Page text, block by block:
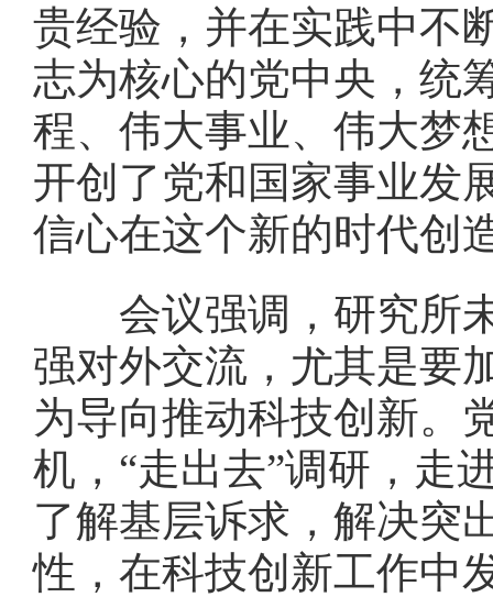
贵经验，并在实践中不
志为核心的党中央， 统
程、伟大事业、伟大梦
开创了党和国家事业发
信心在这个新的时代创
会议强调， 研究所
强对外交流，尤其是要
为导向推动科技创新。
机，“走出去”调研，走
了解基层诉求，解决突
性，在科技创新工作中